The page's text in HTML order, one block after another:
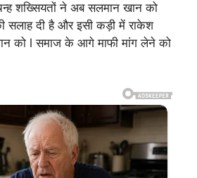
शख्सियतों ने अब सलमान खान को
दी है और इसी कड़ी में राकेश
को l समाज के आगे माफी मांग लेने को